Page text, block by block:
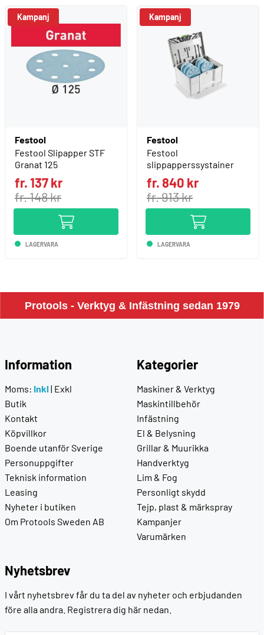
Kampanj
Festool
Festool Slipapper STF
Granat 125
fr. 137 kr
fr. 148 kr
LAGERVARA
Kampanj
Festool
Festool
slippapperssystainer
fr. 840 kr
fr. 913 kr
LAGERVARA
Protools - Verktyg & Infästning sedan 1979
Information
Moms: Inkl | Exkl
Butik
Kontakt
Köpvillkor
Boende utanför Sverige
Personuppgifter
Teknisk information
Leasing
Nyheter i butiken
Om Protools Sweden AB
Kategorier
Maskiner & Verktyg
Maskintillbehör
Infästning
El & Belysning
Grillar & Muurikka
Handverktyg
Lim & Fog
Personligt skydd
Tejp, plast & märkspray
Kampanjer
Varumärken
Nyhetsbrev
I vårt nyhetsbrev får du ta del av nyheter och erbjudanden
före alla andra. Registrera dig här nedan.